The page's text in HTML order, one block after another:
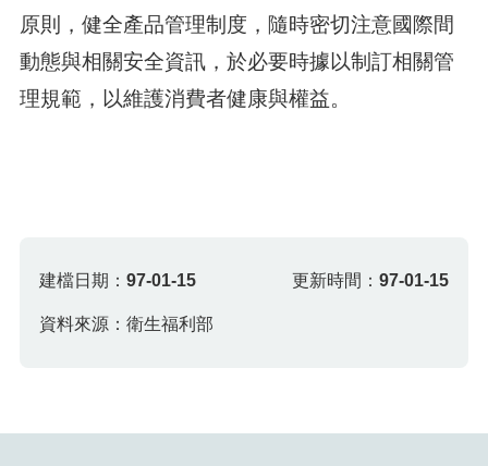
原則，健全產品管理制度，隨時密切注意國際間
動態與相關安全資訊，於必要時據以制訂相關管
理規範，以維護消費者健康與權益。
建檔日期：97-01-15 更新時間： 97-01-15
資料來源：衛生福利部